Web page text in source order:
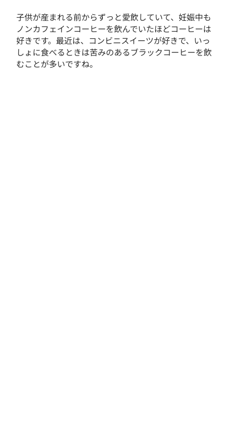
子供が産まれる前からずっと愛飲していて、妊娠中も
ノンカフェインコーヒーを飲んでいたほどコーヒーは
好きです。最近は、コンビニスイーツが好きで、いっ
しょに食べるときは苦みのあるブラックコーヒーを飲
むことが多いですね。